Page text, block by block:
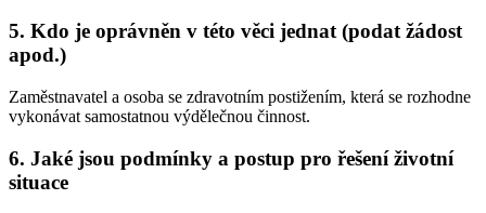
5. Kdo je oprávněn v této věci jednat (podat žádost
apod.)
Zaměstnavatel a osoba se zdravotním postižením, která se rozhodne
vykonávat samostatnou výdělečnou činnost.
6. Jaké jsou podmínky a postup pro řešení životní
situace